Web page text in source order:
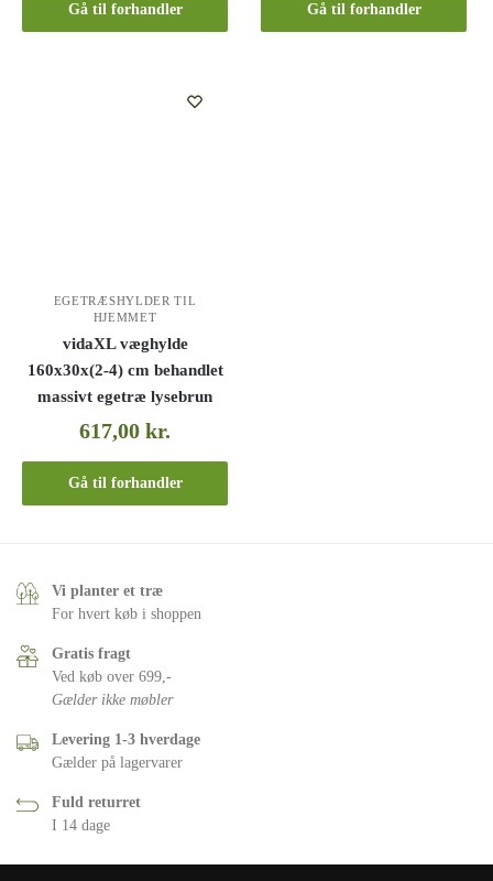
Gå til forhandler Gå til forhandler
EGETRÆSHYLDER TIL
HJEMMET
vidaXL væghylde
160x30x(2-4) cm behandlet
massivt egetræ lysebrun
617,00kr.
Gå til forhandler
Vi planter et træ
For hvert køb i shoppen
Gratis fragt
Ved køb over 699,-
Gælder ikke møbler
Levering 1-3 hverdage
Gælder på lagervarer
Fuld returret
I 14 dage